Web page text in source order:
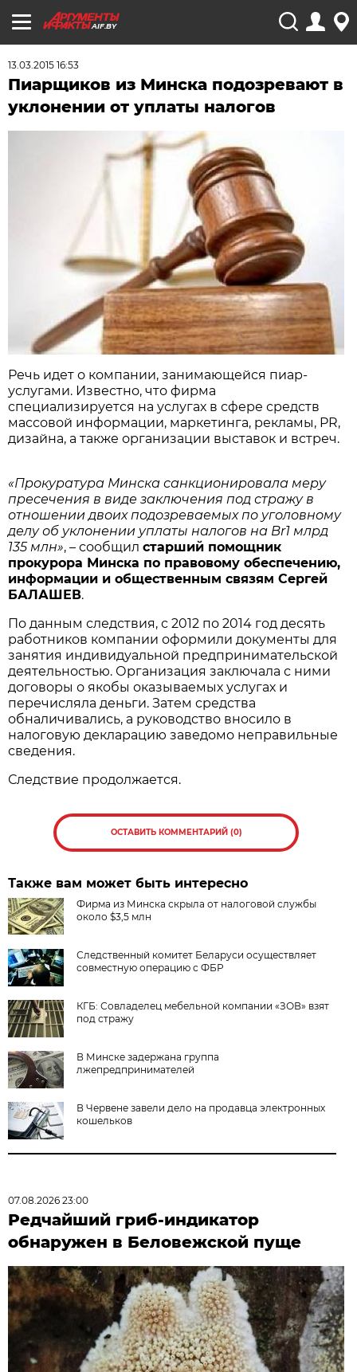
AIF.BY
13.03.2015 16:53
Пиарщиков из Минска подозревают в
уклонении от уплаты налогов
Речь идет о компании, занимающейся пиар-
услугами. Известно, что фирма
специализируется на услугах в сфере средств
массовой информации, маркетинга, рекламы, PR,
дизайна, а также организации выставок и встреч.
«Прокуратура Минска санкционировала меру
пресечения в виде заключения под стражу в
отношении двоих подозреваемых по уголовному
делу об уклонении уплаты налогов на Br1 млрд
135 млн», – сообщилстарший помощник
прокурора Минска по правовому обеспечению,
информации и общественным связям Сергей
БАЛАШЕВ.
По данным следствия, с 2012 по 2014 год десять
работников компании оформили документы для
занятия индивидуальной предпринимательской
деятельностью. Организация заключала с ними
договоры о якобы оказываемых услугах и
перечисляла деньги. Затем средства
обналичивались, а руководство вносило в
налоговую декларацию заведомо неправильные
сведения.
Следствие продолжается.
ОСТАВИТЬ КОММЕНТАРИЙ (0)
Также вам может быть интересно
Фирма из Минска скрыла от налоговой службы
около $3,5 млн
Следственный комитет Беларуси осуществляет
совместную операцию с ФБР
КГБ: Совладелец мебельной компании «ЗОВ» взят
под стражу
В Минске задержана группа
лжепредпринимателей
В Червене завели дело на продавца электронных
кошельков
07.08.2026 23:00
Редчайший гриб-индикатор
обнаружен в Беловежской пуще